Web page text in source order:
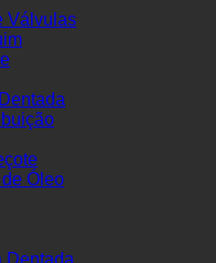
Válvulas
Óleo
Dentada